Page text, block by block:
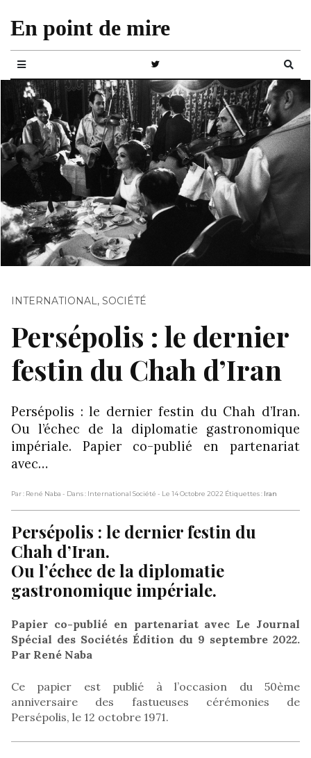
En point de mire
INTERNATIONAL , SOCIÉTÉ
Persépolis : le dernier
festin du Chah d’Iran
Persépolis : le dernier festin du Chah d’Iran.
Ou l’échec de la diplomatie gastronomique
impériale. Papier co-publié en partenariat
avec…
Par : René Naba - Dans : International Société - Le 14 Octobre 2022 Étiquettes : Iran
Persépolis : le dernier festin du
Chah d’Iran.
Ou l’échec de la diplomatie
gastronomique impériale.
Papier co-publié en partenariat avec Le Journal
Spécial des Sociétés Édition du 9 septembre 2022.
Par René Naba
Ce papier est publié à l’occasion du 50ème
anniversaire des fastueuses cérémonies de
Persépolis, le 12 octobre 1971.